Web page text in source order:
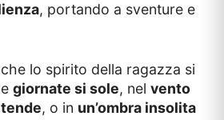
, portando a sventure e
lo spirito della ragazza si
giornate si sole, nel vento
, o in un’ombra insolita